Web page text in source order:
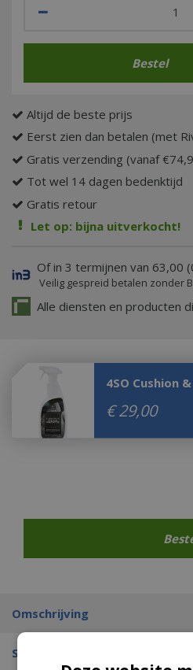
Altijd de beste prijs
Eerst zien dan betalen (met
Gratis verzending (vanaf
Tot wel 14 dagen bedenktijd
Gratis retour
Let op: bijna uitverkocht!
Of in 3 termijnen van 63,00
Veilig gespreid betalen zonder
Alle diensten en producten
4SO Cushion
€ 29,00
Omschrijving
Specificaties